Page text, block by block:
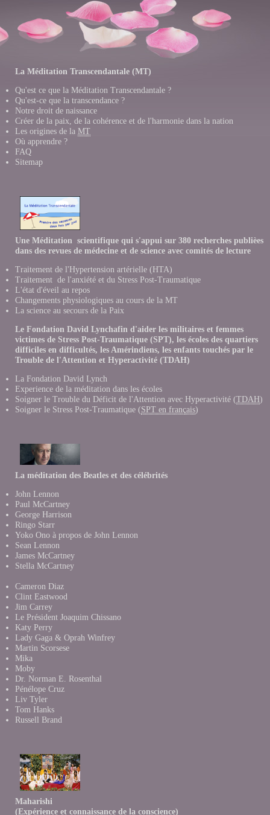
La Méditation Transcendantale (MT)
Qu'est ce que la Méditation Transcendantale ?
Qu'est-ce que la transcendance ?
Notre droit de naissance
Créer de la paix, de la cohérence et de l'harmonie dans la nation
Les origines de la MT
Où apprendre ?
FAQ
Sitemap
Une Méditation scientifique qui s'appui sur 380 recherches publièes
dans des revues de médecine et de science avec comités de lecture
Traitement de l'Hypertension artérielle (HTA)
Traitement de l'anxiété et du Stress Post-Traumatique
L'état d'éveil au repos
Changements physiologiques au cours de la MT
La science au secours de la Paix
Le Fondation David Lynchafin d'aider les militaires et femmes
victimes de Stress Post-Traumatique (SPT), les écoles des quartiers
difficiles en difficultés, les Amérindiens, les enfants touchés par le
Trouble de l'Attention et Hyperactivité (TDAH)
La Fondation David Lynch
Experience de la méditation dans les écoles
Soigner le Trouble du Déficit de l'Attention avec Hyperactivité (TDAH)
Soigner le Stress Post-Traumatique (SPT en français)
La méditation des Beatles et des célébrités
John Lennon
Paul McCartney
George Harrison
Ringo Starr
Yoko Ono à propos de John Lennon
Sean Lennon
James McCartney
Stella McCartney
Cameron Diaz
Clint Eastwood
Jim Carrey
Le Président Joaquim Chissano
Katy Perry
Lady Gaga & Oprah Winfrey
Martin Scorsese
Mika
Moby
Dr. Norman E. Rosenthal
Pénélope Cruz
Liv Tyler
Tom Hanks
Russell Brand
Maharishi
(Expérience et connaissance de la conscience)